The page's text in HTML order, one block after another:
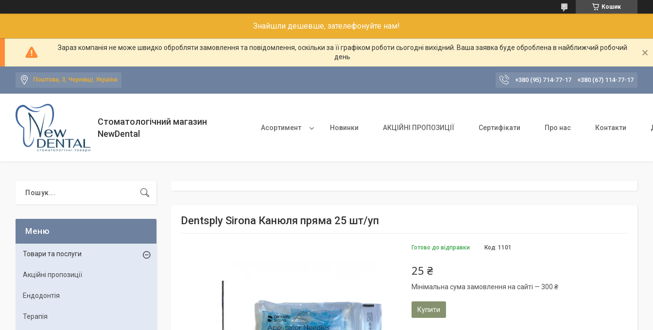
Кошик
Знайшли дешевше, зателефонуйте нам!
Зараз компанія не може швидко обробляти замовлення та повідомлення, оскільки за її графіком роботи сьогодні вихідний. Ваша заявка буде оброблена в найближчий робочий
день
Поштова, 3, Чернівці, Україна +380 (95) 714-77-17 +380 (67) 114-77-17
Стоматологічний магазин
NewDental
Асортимент Новинки АКЦІЙНІ ПРОПОЗИЦІЇ Сертифікати Про нас Контакти
Dentsply Sirona Канюля пряма 25 шт/уп
Готово до відправки Код: 1101
25 ₴
Мінімальна сума замовлення на сайті — 300 ₴
Купити
Товари та послуги
Акційні пропозиції
Ендодонтія
Терапія